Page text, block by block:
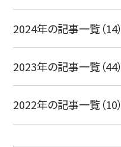
2024年の記事一覧（14）
2023年の記事一覧（44）
2022年の記事一覧（10）